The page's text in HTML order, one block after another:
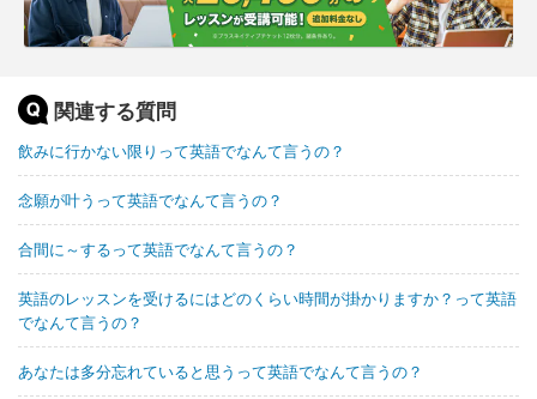
関連する質問
飲みに行かない限りって英語でなんて言うの？
念願が叶うって英語でなんて言うの？
合間に～するって英語でなんて言うの？
英語のレッスンを受けるにはどのくらい時間が掛かりますか？って英語
でなんて言うの？
あなたは多分忘れていると思うって英語でなんて言うの？